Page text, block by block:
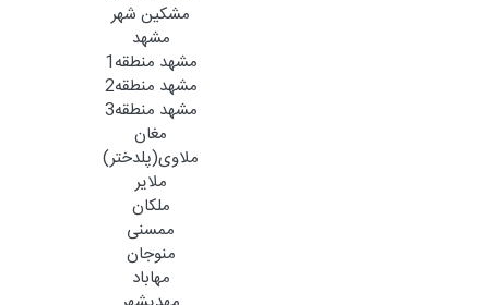
مشکین شهر
مشهد
مشهد منطقه1
مشهد منطقه2
مشهد منطقه3
مغان
ملاوی(پلدختر)
ملایر
ملکان
ممسنی
منوجان
مهاباد